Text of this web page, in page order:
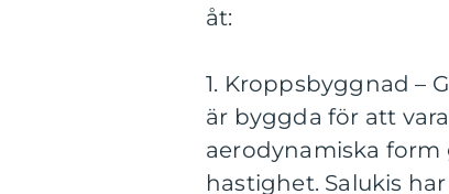
åt:
1. Kroppsbyggnad –
är byggda för att
aerodynamiska form
hastighet. Salukis